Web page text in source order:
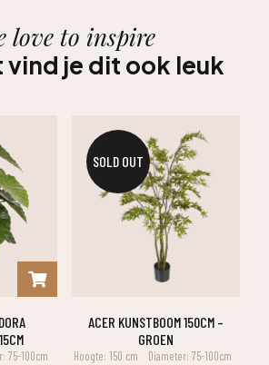
love to inspire
je dit ook leuk
75-100cm
SOLD OUT
ACER KUNSTBOOM 150CM –
GROEN
Hoogte: 150 cm Diameter: 75-100cm